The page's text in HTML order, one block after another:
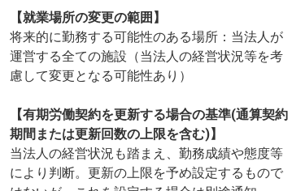
【就業場所の変更の範囲】
将来的に勤務する可能性のある場所：当法人が
運営する全ての施設（当法人の経営状況等を考
慮して変更となる可能性あり）
【有期労働契約を更新する場合の基準(通算契約
期間または更新回数の上限を含む)】
当法人の経営状況も踏まえ、勤務成績や態度等
により判断。更新の上限を予め設定するもので